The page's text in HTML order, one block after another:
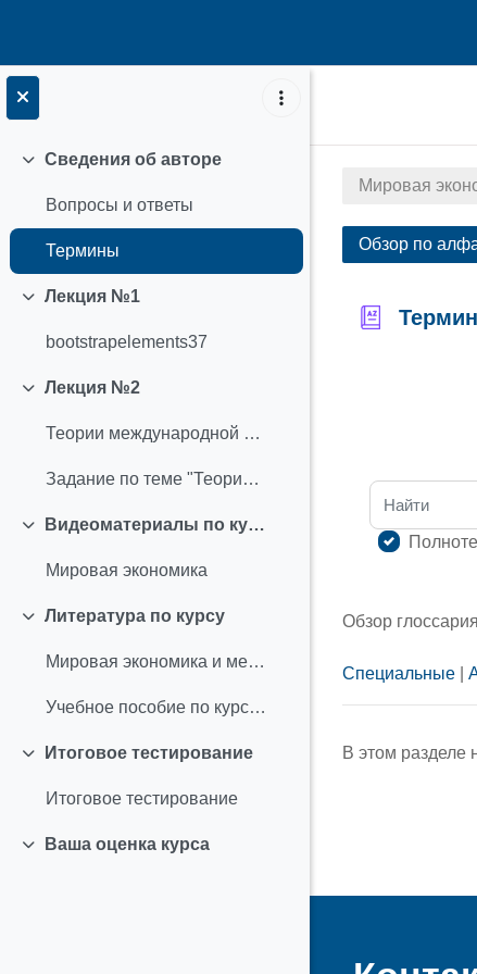
Перейти к основному содержанию
Свернуть
Сведения об авторе
Вопросы и ответы
Термины
Свернуть
Лекция №1
bootstrapelements37
Свернуть
Лекция №2
Теории международной торговли
Задание по теме "Теории международной торговли"
Свернуть
Видеоматериалы по курсу
Мировая экономика
Свернуть
Литература по курсу
Мировая экономика и международные экономические отношения
Учебное пособие по курсу "Мировая экономика"
Свернуть
Итоговое тестирование
Итоговое тестирование
Свернуть
Ваша оценка курса
Мировая
Обзор по
Найти
Обзор
Специальные
В этом разделе